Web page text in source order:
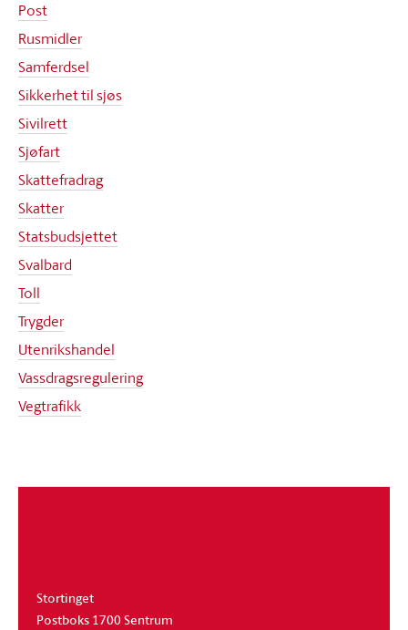
Post
Rusmidler
Samferdsel
Sikkerhet til sjøs
Sivilrett
Sjøfart
Skattefradrag
Skatter
Statsbudsjettet
Svalbard
Toll
Trygder
Utenrikshandel
Vassdragsregulering
Vegtrafikk
Stortinget
Postboks 1700 Sentrum